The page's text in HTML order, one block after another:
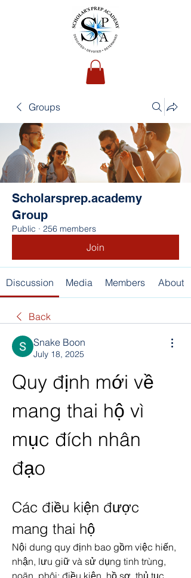
Groups
Scholarsprep.academy
Group
Public · 256 members
Join
Discussion Media Members About
Back
Snake Boon
July 18, 2025
Quy định mới về
mang thai hộ vì
mục đích nhân
đạo
Các điều kiện được
mang thai hộ
Nội dung quy định bao gồm việc hiến,
nhận, lưu giữ và sử dụng tinh trùng,